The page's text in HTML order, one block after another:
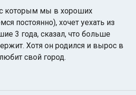
которым мы в хороших
постоянно), хочет уехать из
3 года, сказал, что больше
Хотя он родился и вырос в
свой город.